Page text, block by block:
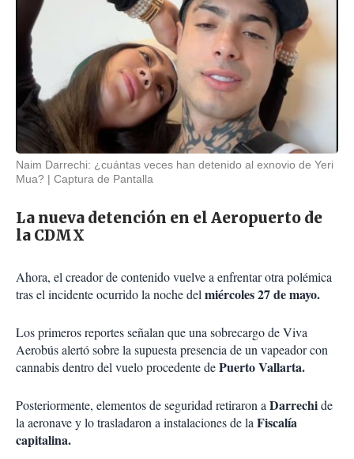
Naim Darrechi: ¿cuántas veces han detenido al exnovio de Yeri
Mua?
Captura de Pantalla
La nueva detención en el Aeropuerto de
la CDMX
Ahora, el creador de contenido vuelve a enfrentar otra polémica
tras el incidente ocurrido la noche delmiércoles 27 de mayo.
Los primeros reportes señalan que una sobrecargo de Viva
Aerobús alertó sobre la supuesta presencia de un vapeador con
cannabis dentro del vuelo procedente dePuerto Vallarta.
Posteriormente, elementos de seguridad retiraron aDarrechide
la aeronave y lo trasladaron a instalaciones de laFiscalía
capitalina.